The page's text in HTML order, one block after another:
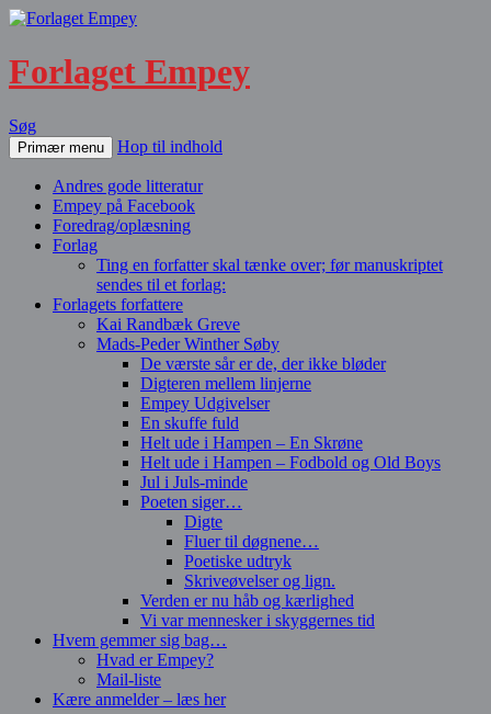
Forlaget Empey
Søg
Primær menu Hop til indhold
Andres gode litteratur
Empey på Facebook
Foredrag/oplæsning
Forlag
Ting en forfatter skal tænke over; før manuskriptet
sendes til et forlag:
Forlagets forfattere
Kai Randbæk Greve
Mads-Peder Winther Søby
De værste sår er de, der ikke bløder
Digteren mellem linjerne
Empey Udgivelser
En skuffe fuld
Helt ude i Hampen – En Skrøne
Helt ude i Hampen – Fodbold og Old Boys
Jul i Juls-minde
Poeten siger…
Digte
Fluer til døgnene…
Poetiske udtryk
Skriveøvelser og lign.
Verden er nu håb og kærlighed
Vi var mennesker i skyggernes tid
Hvem gemmer sig bag…
Hvad er Empey?
Mail-liste
Kære anmelder – læs her